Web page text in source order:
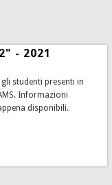
- 2021
studenti presenti in
Informazioni
disponibili.